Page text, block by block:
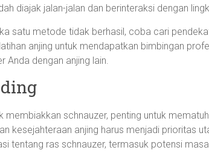
diajak jalan-jalan dan berinteraksi dengan
satu metode tidak berhasil, coba cari
anjing untuk mendapatkan bimbingan
Anda dengan anjing lain.
membiakkan schnauzer, penting untuk
kesejahteraan anjing harus menjadi prioritas
tentang ras schnauzer, termasuk potensi